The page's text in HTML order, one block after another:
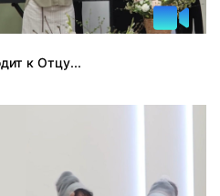
к Отцу...